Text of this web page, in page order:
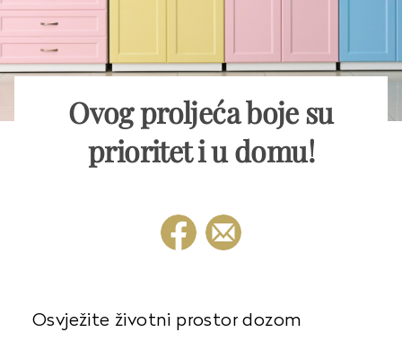
Ovog proljeća boje su
prioritet i u domu!
Osvježite životni prostor dozom